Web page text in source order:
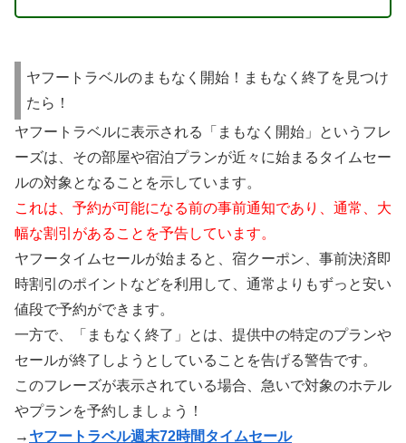
ヤフートラベルのまもなく開始！まもなく終了を見つけ
たら！
ヤフートラベルに表示される「まもなく開始」というフレ
ーズは、その部屋や宿泊プランが近々に始まるタイムセー
ルの対象となることを示しています。
これは、予約が可能になる前の事前通知であり、通常、大
幅な割引があることを予告しています。
ヤフータイムセールが始まると、宿クーポン、事前決済即
時割引のポイントなどを利用して、通常よりもずっと安い
値段で予約ができます。
一方で、「まもなく終了」とは、提供中の特定のプランや
セールが終了しようとしていることを告げる警告です。
このフレーズが表示されている場合、急いで対象のホテル
やプランを予約しましょう！
→ ヤフートラベル週末72時間タイムセール